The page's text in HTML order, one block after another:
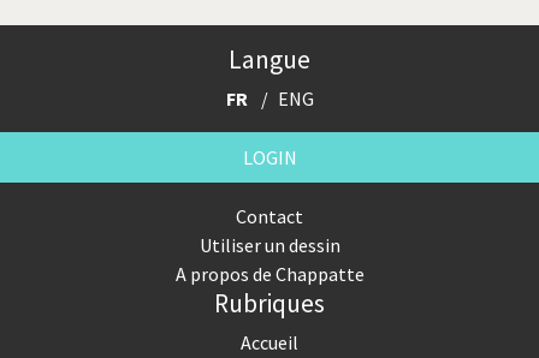
Langue
FR ENG
LOGIN
Contact
Utiliser un dessin
A propos de Chappatte
Rubriques
Accueil